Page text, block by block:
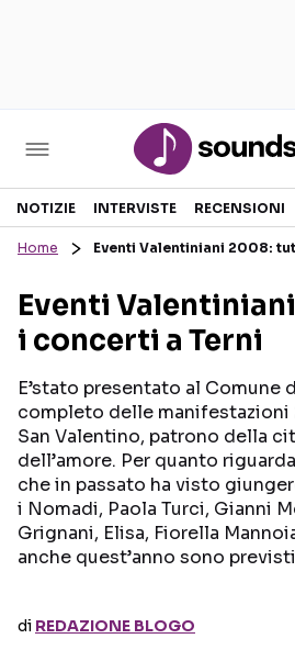
Sezioni
RECENSIONI MUSICALI
INTERVISTE
GOSSIP E CURIOSITÀ
Seguici sui
NOTIZIE INTERVISTE RECENSIONI
Home Eventi Valentiniani 2008:
Eventi
i concerti a Terni
E’stato presentato al Comune
completo delle manifestazioni
San Valentino, patrono della
dell’amore. Per quanto
che in passato ha visto
i Nomadi, Paola Turci, Gianni
Grignani, Elisa, Fiorella
anche quest’anno sono
di REDAZIONE BLOGO